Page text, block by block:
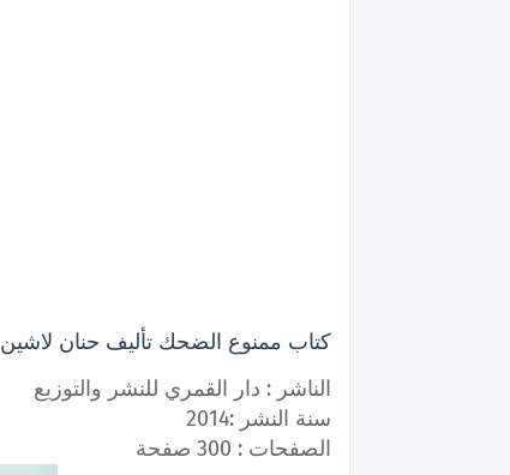
كتاب ممنوع الضحك تأليف حنان لاشين
الناشر : دار القمري للنشر والتوزيع
سنة النشر :2014
الصفحات : 300 صفحة